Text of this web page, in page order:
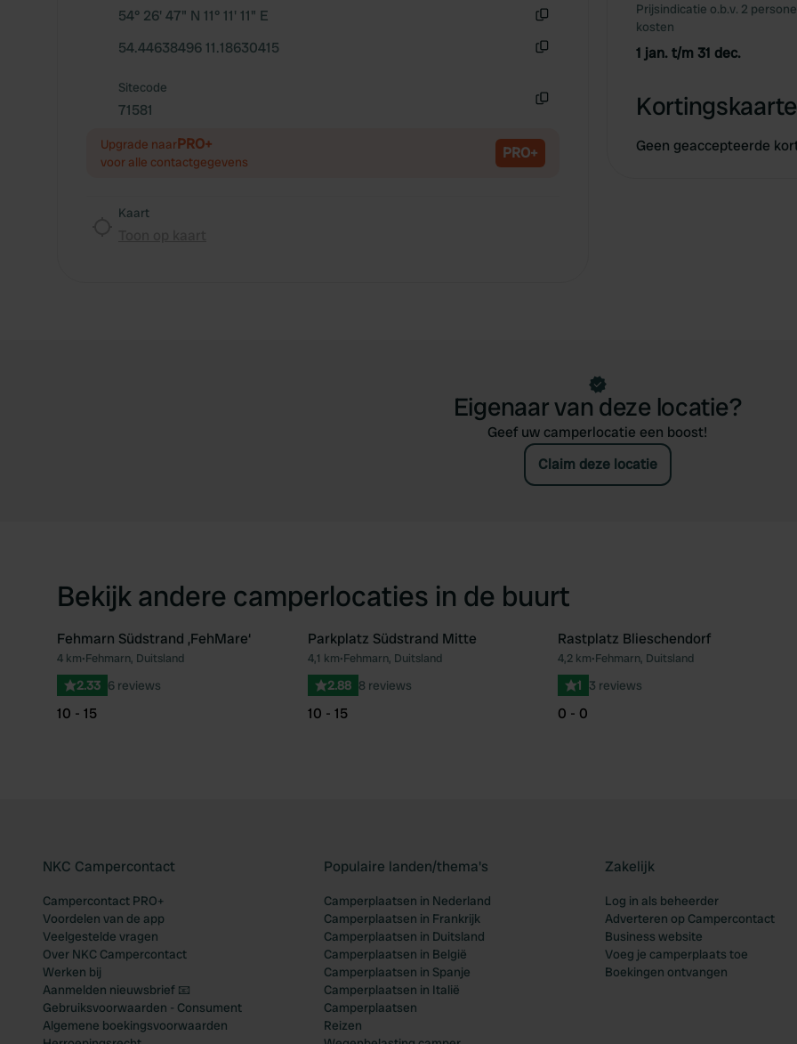
54° 26' 47" N 11° 11' 11" E
54.44638496 11.18630415
Sitecode
71581
Upgrade naarPRO+
voor alle contactgegevens PRO+
Kaart
Prijsindicatie o.b.v. 2
kosten
1 jan. t/m 31 dec.
Geen geaccepteerde
Eigenaar van deze locatie?
Geef uw camperlocatie een boost!
Claim deze locatie
Bekijk andere camperlocaties in de buurt
Favoriet
Fehmarn Südstrand ‚FehMare‘
4 km•Fehmarn, Duitsland
2.33 6 reviews
10 - 15
Favoriet
Parkplatz Südstrand Mitte
4,1 km•Fehmarn, Duitsland
2.88 8 reviews
10 - 15
Rastplatz Blieschendorf
4,2 km•Fehmarn, Duitsland
1 3 reviews
0 - 0
NKC Campercontact
Campercontact PRO+
Voordelen van de app
Veelgestelde vragen
Over NKC Campercontact
Werken bij
Aanmelden nieuwsbrief 📧
Gebruiksvoorwaarden - Consument
Algemene boekingsvoorwaarden
Populaire landen/thema's
Camperplaatsen in Nederland
Camperplaatsen in Frankrijk
Camperplaatsen in Duitsland
Camperplaatsen in België
Camperplaatsen in Spanje
Camperplaatsen in Italië
Camperplaatsen
Reizen
Zakelijk
Log in als beheerder
Adverteren op Campercontact
Business website
Voeg je camperplaats toe
Boekingen ontvangen